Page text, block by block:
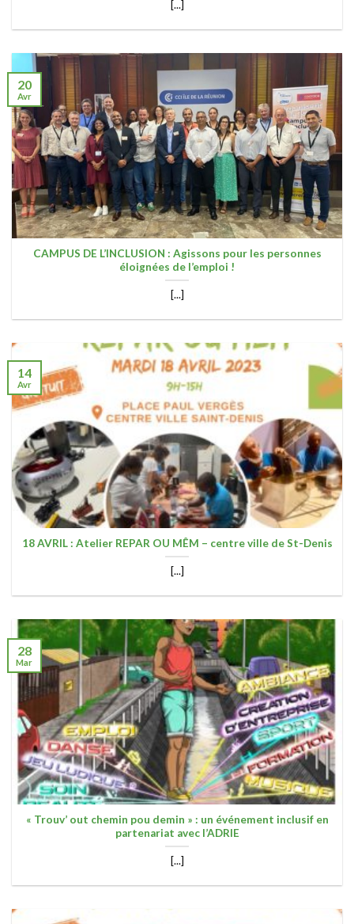
[...]
CAMPUS DE L’INCLUSION : Agissons pour les personnes
éloignées de l’emploi !
[...]
20
Avr
18 AVRIL : Atelier REPAR OU MÊM – centre ville de St-Denis
[...]
14
Avr
« Trouv’ out chemin pou demin » : un événement inclusif en
partenariat avec l’ADRIE
[...]
28
Mar